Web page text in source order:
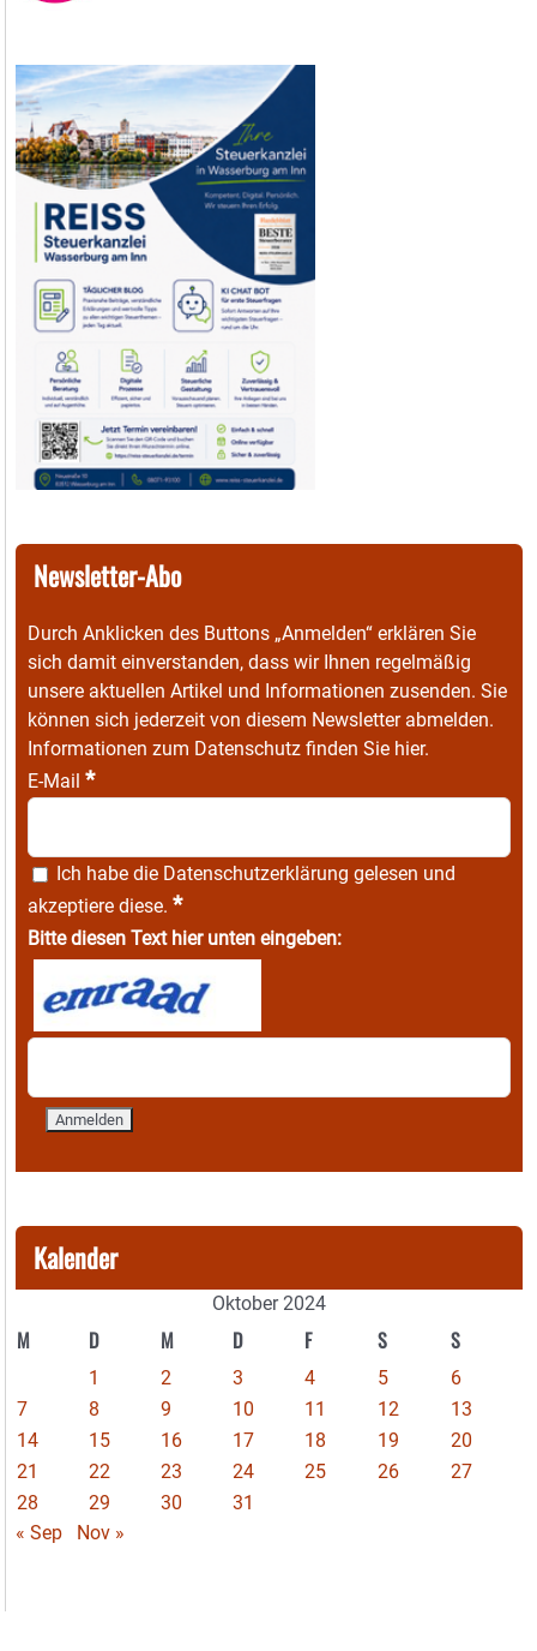
Newsletter-Abo
Durch Anklicken des Buttons „Anmelden“ erklären Sie
sich damit einverstanden, dass wir Ihnen regelmäßig
unsere aktuellen Artikel und Informationen zusenden. Sie
können sich jederzeit von diesem Newsletter abmelden.
Informationen zum Datenschutz finden Sie hier.
E-Mail *
Ich habe die Datenschutzerklärung gelesen und
akzeptiere diese. *
Bitte diesen Text hier unten eingeben:
Kalender
Oktober 2024
M D M D F S S
1 2 3 4 5
6
7
8 9 10 11 12
13
14
15 16 17 18 19
20
21
22 23 24 25 26
27
28
29 30
31
« Sep
Nov »